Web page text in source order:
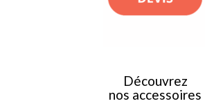
Découvrez
nos accessoires